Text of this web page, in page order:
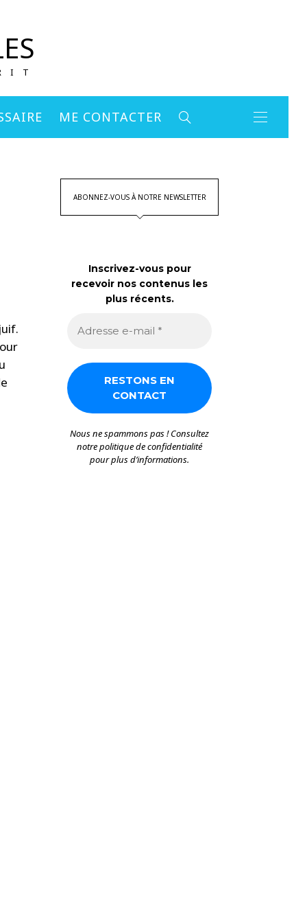
ME CONTACTER
ABONNEZ-VOUS À NOTRE NEWSLETTER
Inscrivez-vous pour
recevoir nos contenus les
plus récents.
Nous ne spammons pas ! Consultez
notrepolitique de confidentialité
pour plus d’informations.